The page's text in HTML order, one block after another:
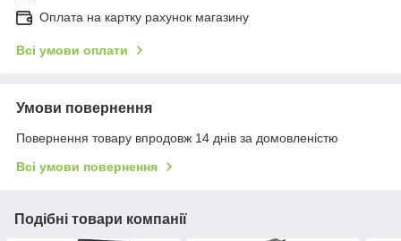
Оплата на картку рахунок магазину
Всі умови оплати
Умови повернення
Повернення товару впродовж 14 днів за домовленістю
Всі умови повернення
Подібні товари компанії